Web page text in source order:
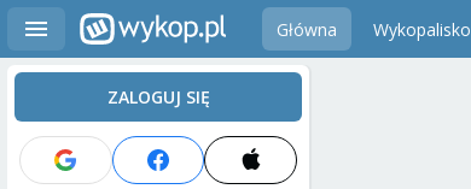
Główna Wykopalisko
ZALOGUJ SIĘ